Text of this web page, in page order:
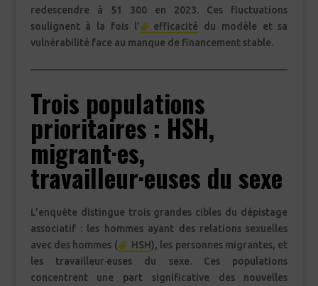
redescendre à 51 300 en 2023. Ces fluctuations
soulignent à la fois l’
efficacité du modèle et sa
vulnérabilité face au manque de financement stable.
Trois populations
prioritaires : HSH,
migrant·es,
travailleur·euses du sexe
L’enquête distingue trois grandes cibles du dépistage
associatif : les hommes ayant des relations sexuelles
avec des hommes (
HSH), les personnes migrantes, et
les travailleur·euses du sexe. Ces populations
concentrent une part significative des nouvelles